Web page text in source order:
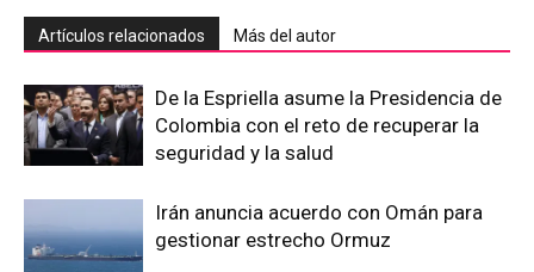
Artículos relacionados Más del autor
De la Espriella asume la Presidencia de
Colombia con el reto de recuperar la
seguridad y la salud
Irán anuncia acuerdo con Omán para
gestionar estrecho Ormuz